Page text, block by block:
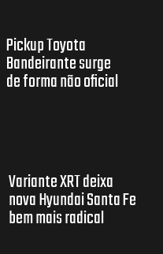
Pickup Toyota
Bandeirante surge
de forma não oficial
Variante XRT deixa
nova Hyundai Santa Fe
bem mais radical